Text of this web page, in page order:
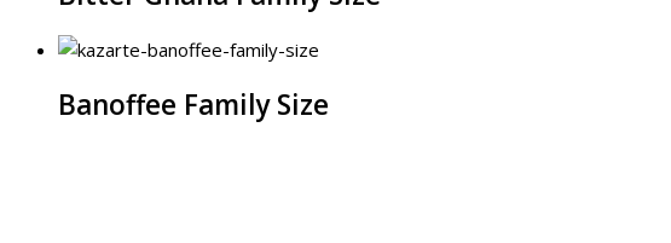
Banoffee Family Size